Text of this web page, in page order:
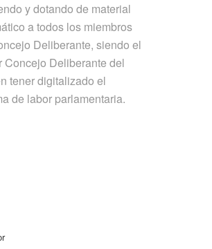
y dotando de material
a todos los miembros
Deliberante, siendo el
Concejo Deliberante del
tener digitalizado el
de labor parlamentaria.